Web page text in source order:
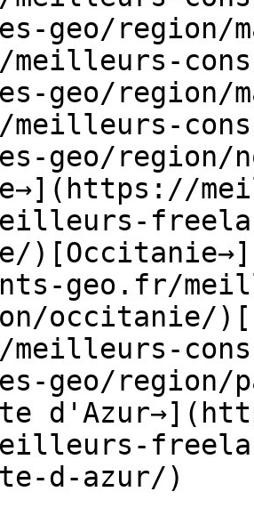
geo/region/
geo/region/
geo/region/
geo.fr/
occitanie/
geo/
d-azur/)